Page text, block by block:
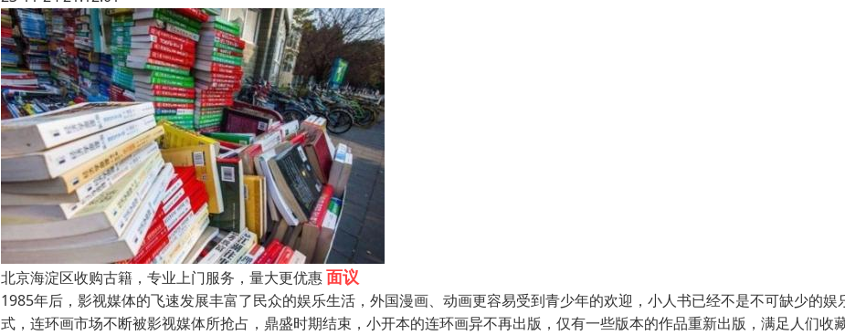
北京海淀区收购古籍，专业上门服务，量大更优惠面议
1985年后，影视媒体的飞速发展丰富了民众的娱乐生活，外国漫画、动画更容易受到青少年的欢迎，小人书已经不是不可缺少的娱
式，连环画市场不断被影视媒体所抢占，鼎盛时期结束，小开本的连环画异不再出版，仅有一些版本的作品重新出版，满足人们收